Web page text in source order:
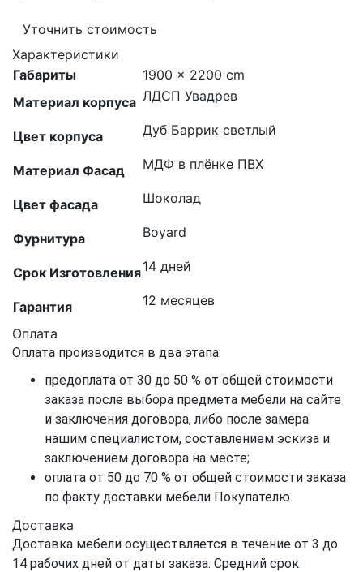
Уточнить стоимость
Характеристики
Габариты
1900 × 2200 cm
Материал корпуса ЛДСП Увадрев
Цвет корпуса Дуб Баррик светлый
Материал Фасад МДФ в плёнке ПВХ
Цвет фасада Шоколад
Фурнитура Boyard
Срок Изготовления14 дней
Гарантия 12 месяцев
Оплата
Оплата производится в два этапа:
предоплата от 30 до 50 % от общей стоимости
заказа после выбора предмета мебели на сайте
и заключения договора, либо после замера
нашим специалистом, составлением эскиза и
заключением договора на месте;
оплата от 50 до 70 % от общей стоимости заказа
по факту доставки мебели Покупателю.
Доставка
Доставка мебели осуществляется в течение от 3 до
14 рабочих дней от даты заказа. Средний срок